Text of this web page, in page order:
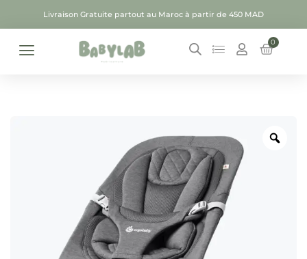
Livraison Gratuite partout au Maroc à partir de 450 MAD
0